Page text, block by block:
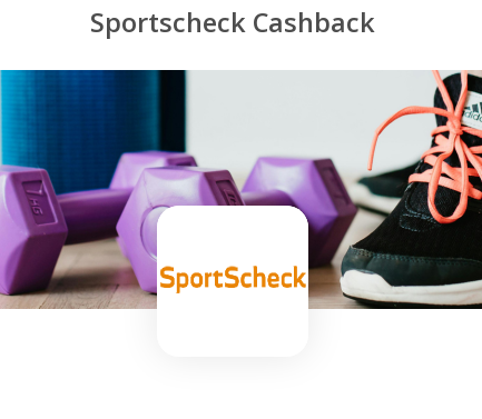
Sportscheck Cashback